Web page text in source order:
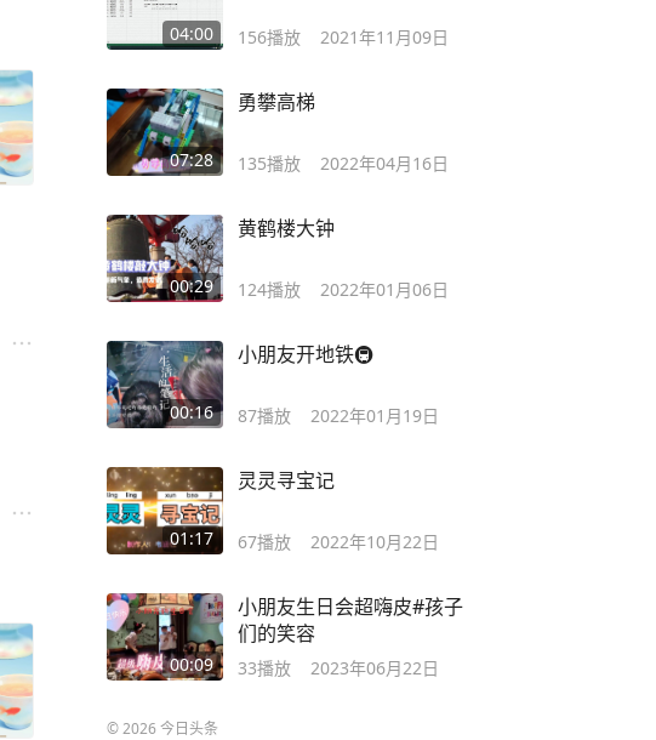
04:00 156播放 2021年11月09日
07:28
勇攀高梯
135播放 2022年04月16日
00:29
黄鹤楼大钟
124播放 2022年01月06日
00:16
小朋友开地铁🚇
87播放 2022年01月19日
01:17
灵灵寻宝记
67播放 2022年10月22日
00:09
小朋友生日会超嗨皮#孩子
们的笑容
33播放 2023年06月22日
©2026今日头条